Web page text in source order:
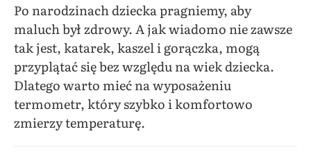
Po narodzinach dziecka pragniemy, aby
maluch był zdrowy. A jak wiadomo nie zawsze
tak jest, katarek, kaszel i gorączka, mogą
przyplątać się bez względu na wiek dziecka.
Dlatego warto mieć na wyposażeniu
termometr, który szybko i komfortowo
zmierzy temperaturę.